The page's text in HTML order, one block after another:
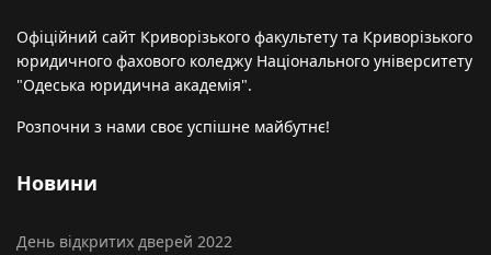
Офіційний сайт Криворізького факультету та Криворізького
юридичного фахового коледжу Національного університету
"Одеська юридична академія".
Розпочни з нами своє успішне майбутнє!
Новини
День відкритих дверей 2022